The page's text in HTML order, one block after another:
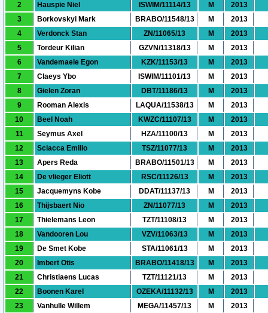
2
Hauspie Niel ISWIM/11114/13 M
2013
3
Borkovskyi Mark BRABO/11548/13 M
2013
4
Verdonck Stan ZN/11065/13 M
2013
5
Tordeur Kilian GZVN/11318/13 M
2013
6
Vandemaele Egon KZK/11153/13 M
2013
7
Claeys Ybo ISWIM/11101/13 M
2013
8
Gielen Zoran DBT/11186/13 M
2013
9
Rooman Alexis LAQUA/11538/13 M
2013
10
Beel Noah KWZC/11107/13 M
2013
11
Seymus Axel HZA/11100/13 M
2013
12
Sciacca Emilio TSZ/11077/13 M
2013
13
Apers Reda BRABO/11501/13 M
2013
14
De vlieger Eliott RSC/11126/13 M
2013
15
Jacquemyns Kobe DDAT/11137/13 M
2013
16
Thijsbaert Nio ZN/11077/13 M
2013
17
Thielemans Leon TZT/11108/13 M
2013
18
Vandooren Lou VZV/11063/13 M
2013
19
De Smet Kobe STA/11061/13 M
2013
20
Imbert Otis BRABO/11418/13 M
2013
21
Christiaens Lucas TZT/11121/13 M
2013
22
Boonen Karel OZEKA/11132/13 M
2013
23
Vanhulle Willem MEGA/11457/13 M
2013